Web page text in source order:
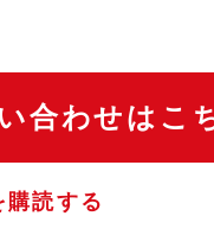
合わせはこ
購読する